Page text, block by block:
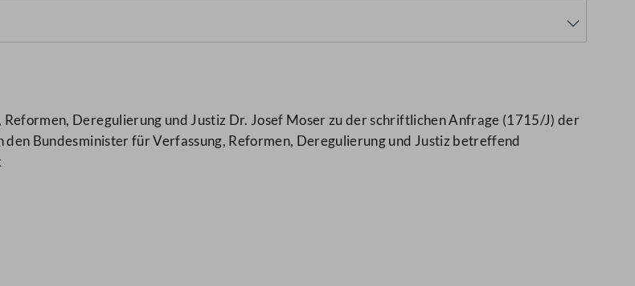
Deregulierung und Justiz Dr. Josef Moser zu der schriftlichen Anfrage (1715/J) der
Bundesminister für Verfassung, Reformen, Deregulierung und Justiz betreffend